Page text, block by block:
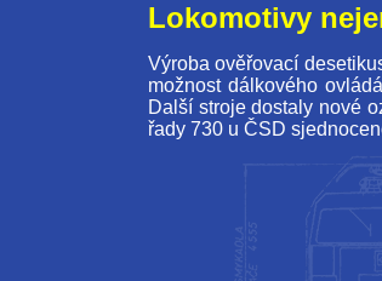
Lokomotivy
Výroba ověřovací
možnost dálkového
Další stroje dostaly nové
řady 730 u ČSD